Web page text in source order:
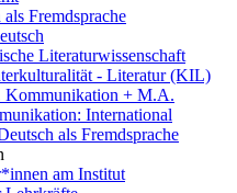
Fremdsprache
Literaturwissenschaft
- Literatur (KIL)
Kommunikation + M.A.
International
als Fremdsprache
am Institut